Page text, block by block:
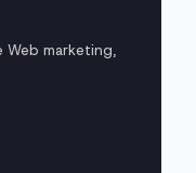
Web marketing,